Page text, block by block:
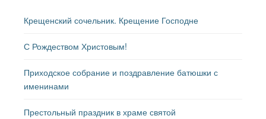
Крещенский сочельник. Крещение Господне
С Рождеством Христовым!
Приходское собрание и поздравление батюшки с
именинами
Престольный праздник в храме святой